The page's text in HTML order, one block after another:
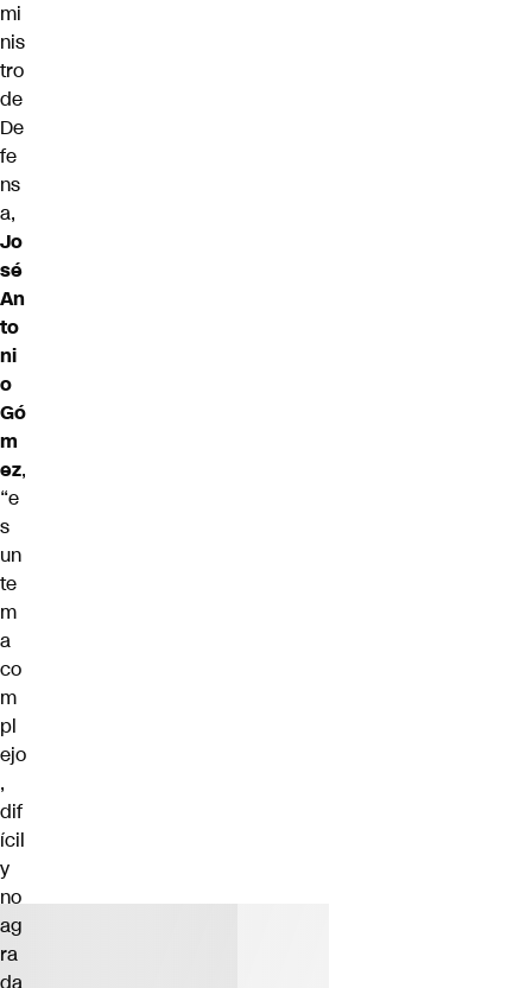
mi
nis
tro
de
De
fe
ns
a,
Jo
sé
An
to
ni
o
Gó
m
ez,
“e
s
un
te
m
a
co
m
pl
ejo
,
dif
ícil
y
no
ag
ra
da